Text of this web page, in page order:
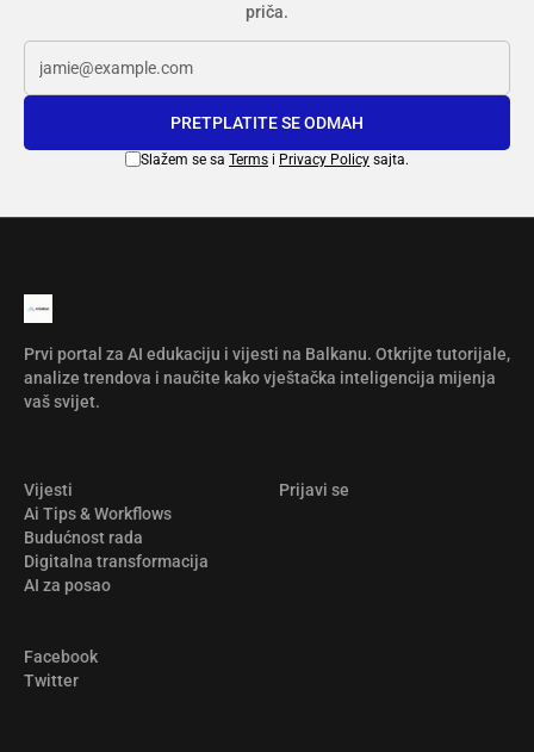
priča.
PRETPLATITE SE ODMAH
Slažem se sa Terms i Privacy Policy sajta.
Prvi portal za AI edukaciju i vijesti na Balkanu. Otkrijte tutorijale,
analize trendova i naučite kako vještačka inteligencija mijenja
vaš svijet.
Vijesti
Ai Tips & Workflows
Budućnost rada
Digitalna transformacija
AI za posao
Prijavi se
Facebook
Twitter